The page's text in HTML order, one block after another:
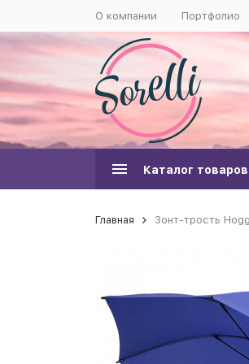
О компании Портфолио
Каталог товаров
Главная Зонт-трость